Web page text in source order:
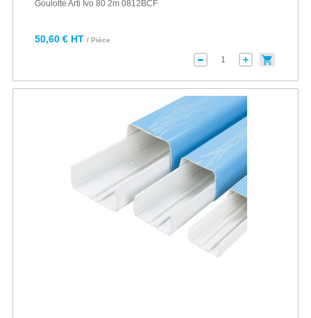
Goulotte Arti Ivo 80 2m 0812BCF
50,60 € HT / Pièce